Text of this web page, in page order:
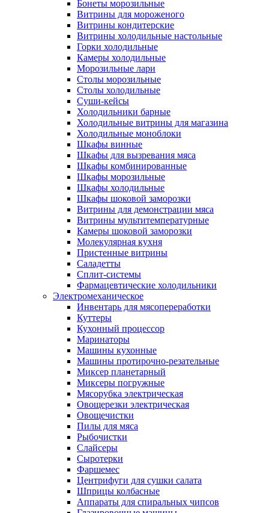
Бонеты морозильные
Витрины для мороженого
Витрины кондитерские
Витрины холодильные настольные
Горки холодильные
Камеры холодильные
Морозильные лари
Столы морозильные
Столы холодильные
Суши-кейсы
Холодильники барные
Холодильные витрины для магазина
Холодильные моноблоки
Шкафы винные
Шкафы для вызревания мяса
Шкафы комбинированные
Шкафы морозильные
Шкафы холодильные
Шкафы шоковой заморозки
Витрины для демонстрации мяса
Витрины мультитемпературные
Камеры шоковой заморозки
Молекулярная кухня
Пристенные витрины
Саладетты
Сплит-системы
Фармацевтические холодильники
Электромеханическое
Инвентарь для мясопереработки
Куттеры
Кухонный процессор
Маринаторы
Машины кухонные
Машины протирочно-резательные
Миксер планетарный
Миксеры погружные
Мясорубка электрическая
Овощерезки электрическая
Овощечистки
Пилы для мяса
Рыбочистки
Слайсеры
Сыротерки
Фаршемес
Центрифуги для сушки салата
Шприцы колбасные
Аппараты для спиральных чипсов